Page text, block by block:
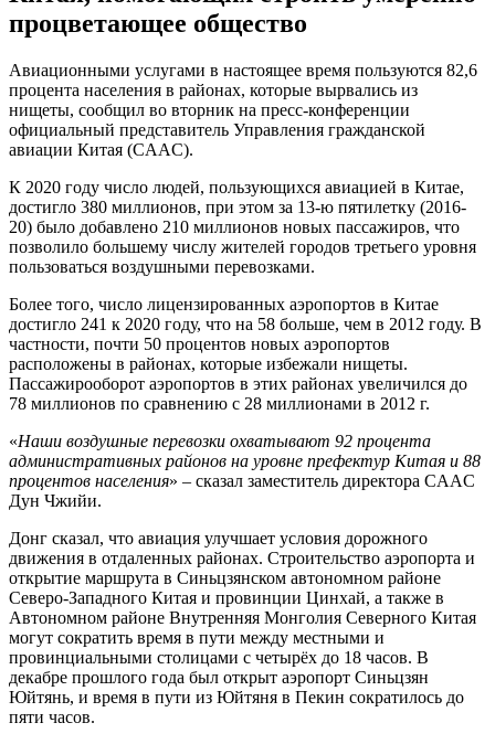
процветающее общество
Авиационными услугами в настоящее время пользуются 82,6
процента населения в районах, которые вырвались из
нищеты, сообщил во вторник на пресс-конференции
официальный представитель Управления гражданской
авиации Китая (CAAC).
К 2020 году число людей, пользующихся авиацией в Китае,
достигло 380 миллионов, при этом за 13-ю пятилетку (2016-
20) было добавлено 210 миллионов новых пассажиров, что
позволило большему числу жителей городов третьего уровня
пользоваться воздушными перевозками.
Более того, число лицензированных аэропортов в Китае
достигло 241 к 2020 году, что на 58 больше, чем в 2012 году. В
частности, почти 50 процентов новых аэропортов
расположены в районах, которые избежали нищеты.
Пассажирооборот аэропортов в этих районах увеличился до
78 миллионов по сравнению с 28 миллионами в 2012 г.
«Наши воздушные перевозки охватывают 92 процента
административных районов на уровне префектур Китая и 88
процентов населения» – сказал заместитель директора CAAC
Дун Чжийи.
Донг сказал, что авиация улучшает условия дорожного
движения в отдаленных районах. Строительство аэропорта и
открытие маршрута в Синьцзянском автономном районе
Северо-Западного Китая и провинции Цинхай, а также в
Автономном районе Внутренняя Монголия Северного Китая
могут сократить время в пути между местными и
провинциальными столицами с четырёх до 18 часов. В
декабре прошлого года был открыт аэропорт Синьцзян
Юйтянь, и время в пути из Юйтяня в Пекин сократилось до
пяти часов.